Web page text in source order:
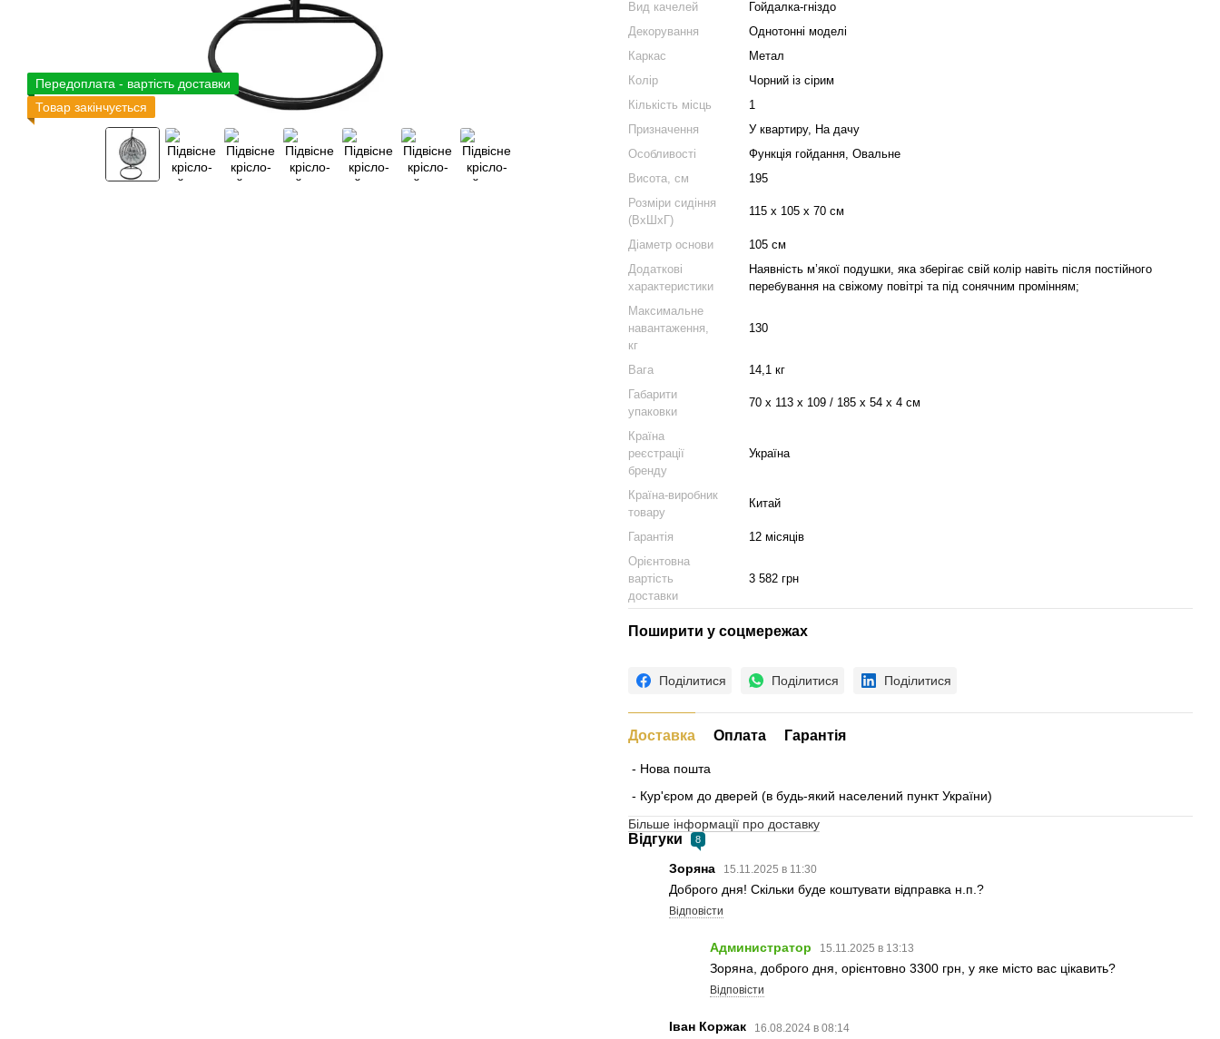
Передоплата - вартість доставки
Товар закінчується
Вид качелей
Гойдалка-гніздо
Декорування
Однотонні моделі
Каркас
Метал
Колір
Чорний із сірим
Кількість місць
1
Призначення
У квартиру, На дачу
Особливості
Функція гойдання, Овальне
Висота, см
195
Розміри сидіння
(ВхШхГ)
115 х 105 х 70 см
Діаметр основи
105 см
Додаткові
характеристики
Наявність м’якої подушки, яка зберігає свій колір навіть після постійного
перебування на свіжому повітрі та під сонячним промінням;
Максимальне
навантаження,
кг
130
Вага
14,1 кг
Габарити
упаковки
70 х 113 x 109 / 185 х 54 x 4 см
Країна
реєстрації
бренду
Україна
Країна-виробник
товару
Китай
Гарантія
12 місяців
Орієнтовна
вартість
доставки
3 582 грн
Поширити у соцмережах
Поділитися Поділитися Поділитися
Доставка Оплата Гарантія
- Нова пошта
- Кур'єром до дверей (в будь-який населений пункт України)
Більше інформації про доставку
Відгуки 8
Зоряна 15.11.2025 в 11:30
Доброго дня! Скільки буде коштувати відправка н.п.?
Відповісти
Администратор 15.11.2025 в 13:13
Зоряна, доброго дня, орієнтовно 3300 грн, у яке місто вас цікавить?
Відповісти
Іван Коржак 16.08.2024 в 08:14